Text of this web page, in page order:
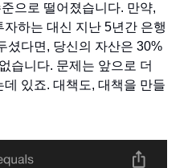
으로 떨어졌습니다. 만약,
하는 대신 지난 5년간 은행
셨다면, 당신의 자산은 30%
습니다. 문제는 앞으로 더
있죠. 대책도, 대책을 만들